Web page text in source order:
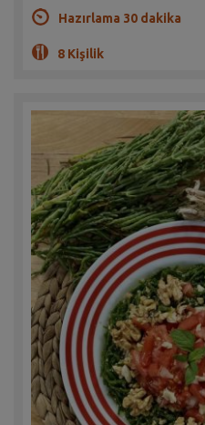
Hazırlama 30 dakika
8 Kişilik